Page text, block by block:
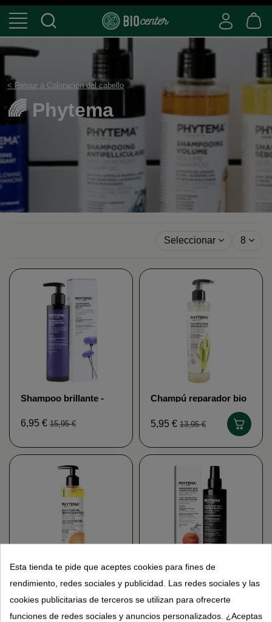
< Retour à Coloración del cabello
🌈 Phytema
Seleccionar 8
Shampoo brillante -
6,95 €15,95 €
Champú reparador bio
Haircare
5,95 €13,95 €
Champú Sebo
regulador bio Phytéma
Haircare
Loción anti-canas
Ultra+ Positiv’hair
Phytema
Esta tienda te pide que aceptes cookies para fines de
rendimiento, redes sociales y publicidad. Las redes sociales y las
cookies publicitarias de terceros se utilizan para ofrecerte
funciones de redes sociales y anuncios personalizados. ¿Aceptas